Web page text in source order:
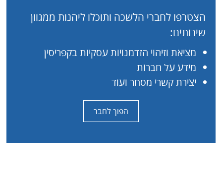
הצטרפו לחברי הלשכה ותוכלו ליהנות ממגוון
שירותים:
מציאת וזיהוי הזדמנויות עסקיות בקפריסין
מידע על חברות
יצירת קשרי מסחר ועוד
הפוך לחבר